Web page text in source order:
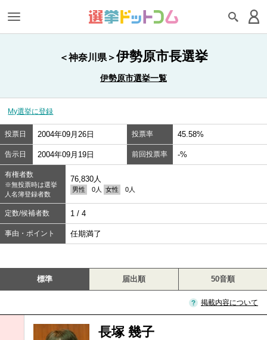
＜神奈川県＞伊勢原市長選挙
伊勢原市選挙一覧
My選挙に登録
投票日 2004年09月26日 投票率 45.58%
告示日 2004年09月19日 前回投票率 -%
有権者数
※無投票時は選挙
人名簿登録者数
76,830人
男性 0人 女性 0人
定数/候補者数 1 / 4
事由・ポイント 任期満了
標準 届出順 50音順
掲載内容について
長塚 幾子